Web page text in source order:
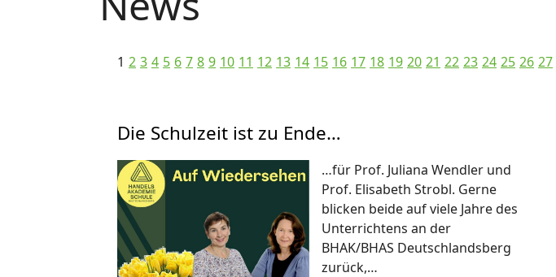
1 2 3 4 5 6 7 8 9 10 11 12 13 14 15 16 17 18 19 20 21 22 23 24 25 26 27
Die Schulzeit ist zu Ende…
…für Prof. Juliana Wendler und
Prof. Elisabeth Strobl. Gerne
blicken beide auf viele Jahre des
Unterrichtens an der
BHAK/BHAS Deutschlandsberg
zurück,…